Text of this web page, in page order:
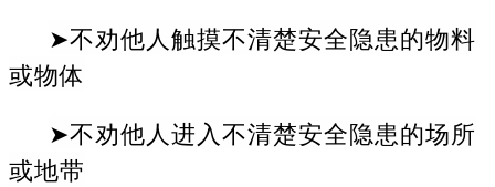
➤不劝他人触摸不清楚安全隐患的物料
或物体
➤不劝他人进入不清楚安全隐患的场所
或地带